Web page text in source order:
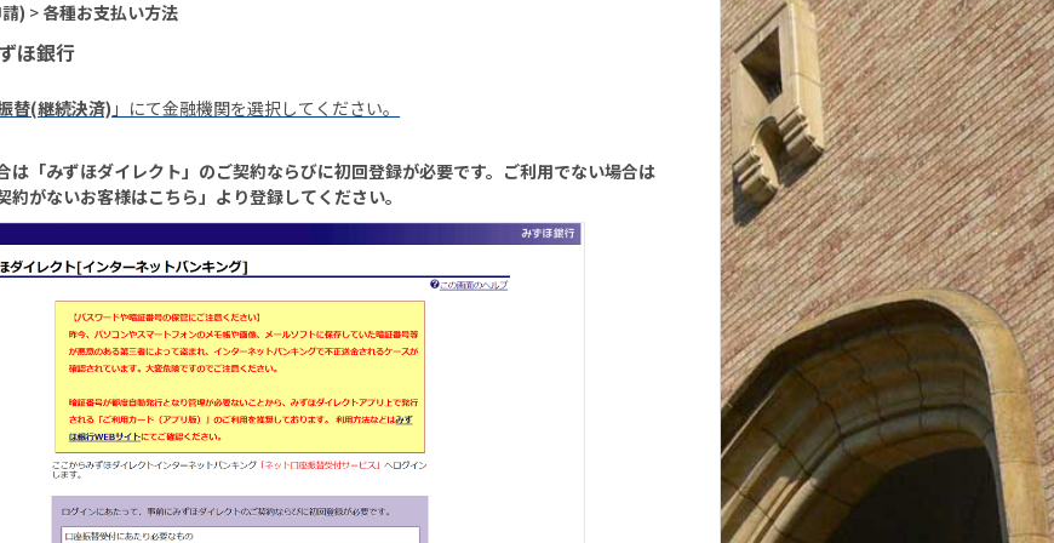
) > 各種お支払い方法
ほ銀行
替(継続決済) 」にて金融機関を選択してください。
は「みずほダイレクト」のご契約ならびに初回登録が必要です。ご利用でない場合は
約がないお客様はこちら」より登録してください。